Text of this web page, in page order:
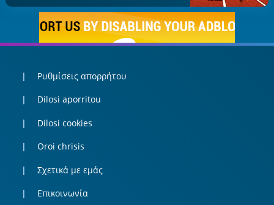
Ρυθμίσεις απορρήτου
Dilosi aporritou
Dilosi cookies
Oroi chrisis
Σχετικά με εμάς
Επικοινωνία